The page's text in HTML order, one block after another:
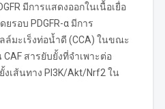
มีการแสดงออกในเนื้อเยื่อ
ยรอบ PDGFR-α มีการ
ล์มะเร็งท่อน้ำดี (CCA) ในขณะ
สารยับยั้งที่จำเพาะต่อ
งเส้นทาง PI3K/Akt/Nrf2 ใน